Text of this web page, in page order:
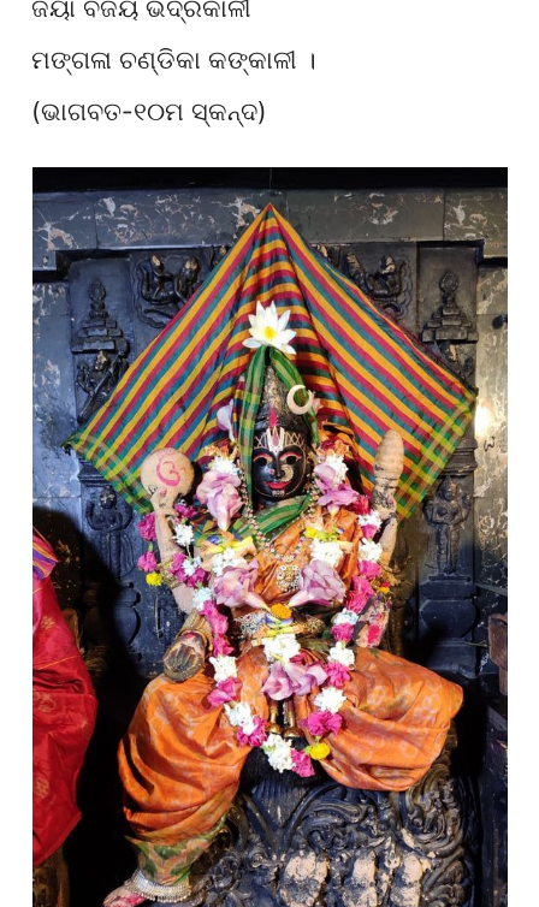
ଜୟା ବିଜୟ ଭଦ୍ରକାଳୀ
ମଙ୍ଗଳା ଚଣ୍ଡିକା କଙ୍କାଳୀ ।
(ଭାଗବତ-୧୦ମ ସ୍କନ୍ଦ)